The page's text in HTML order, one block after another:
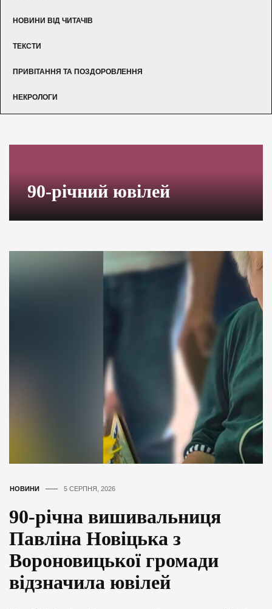
НОВИНИ ВІД ЧИТАЧІВ
ТЕКСТИ
ПРИВІТАННЯ ТА ПОЗДОРОВЛЕННЯ
НЕКРОЛОГИ
90-річний ювілей
НОВИНИ 5 СЕРПНЯ, 2026
90-річна вишивальниця
Павліна Новіцька з
Вороновицької громади
відзначила ювілей